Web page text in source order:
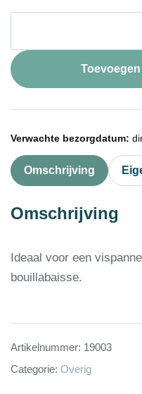
1kg
aantal
Verwachte bezorgdatum:
Omschrijving
Omschrijving
Ideaal voor een
bouillabaisse.
Artikelnummer: 19003
Categorie: Overig